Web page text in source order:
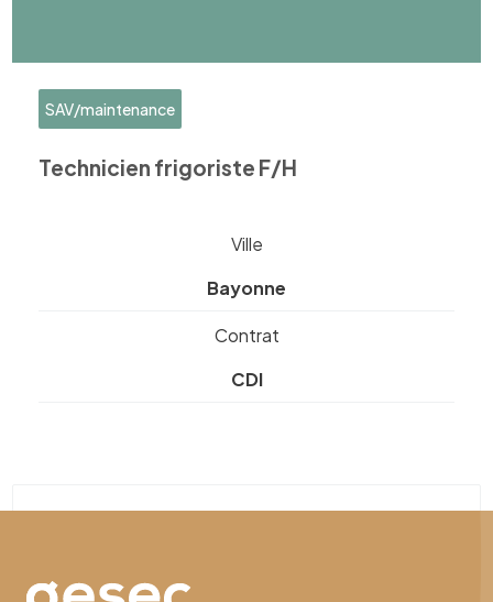
SAV/maintenance
Technicien frigoriste F/H
Ville
Bayonne
Contrat
CDI